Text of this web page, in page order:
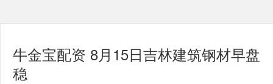
牛金宝配资 8月15日吉林建筑钢材早盘
稳